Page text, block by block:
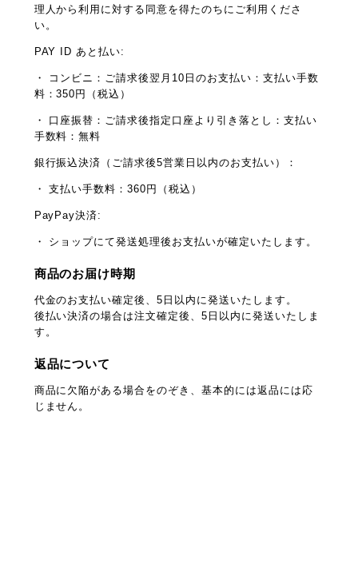
理人から利用に対する同意を得たのちにご利用くださ
い。
PAY ID あと払い:
・ コンビニ：ご請求後翌月10日のお支払い：支払い手数
料：350円（税込）
・ 口座振替：ご請求後指定口座より引き落とし：支払い
手数料：無料
銀行振込決済（ご請求後5営業日以内のお支払い）：
・ 支払い手数料：360円（税込）
PayPay決済:
・ ショップにて発送処理後お支払いが確定いたします。
商品のお届け時期
代金のお支払い確定後、5日以内に発送いたします。
後払い決済の場合は注文確定後、5日以内に発送いたしま
す。
返品について
商品に欠陥がある場合をのぞき、基本的には返品には応
じません。